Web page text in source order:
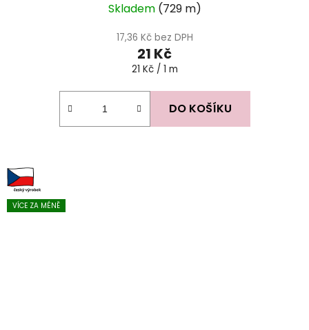
Skladem (729 m)
17,36 Kč bez DPH
21 Kč
Měrná
21 Kč / 1 m
DO KOŠÍKU
VÍCE ZA MÉNĚ